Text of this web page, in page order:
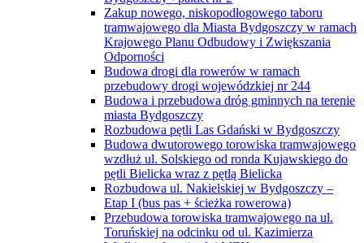
Zakup nowego, niskopodłogowego taboru
tramwajowego dla Miasta Bydgoszczy w ramach
Krajowego Planu Odbudowy i Zwiększania
Odporności
Budowa drogi dla rowerów w ramach
przebudowy drogi wojewódzkiej nr 244
Budowa i przebudowa dróg gminnych na terenie
miasta Bydgoszczy
Rozbudowa pętli Las Gdański w Bydgoszczy
Budowa dwutorowego torowiska tramwajowego
wzdłuż ul. Solskiego od ronda Kujawskiego do
pętli Bielicka wraz z pętlą Bielicka
Rozbudowa ul. Nakielskiej w Bydgoszczy –
Etap I (bus pas + ścieżka rowerowa)
Przebudowa torowiska tramwajowego na ul.
Toruńskiej na odcinku od ul. Kazimierza